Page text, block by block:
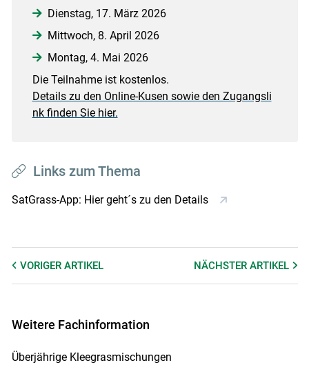
Dienstag, 17. März 2026
Mittwoch, 8. April 2026
Montag, 4. Mai 2026
Die Teilnahme ist kostenlos.
Details zu den Online-Kusen sowie den Zugangsli
nk finden Sie hier.
Links zum Thema
SatGrass-App: Hier geht´s zu den Details
VORIGER ARTIKEL NÄCHSTERARTIKEL
Weitere Fachinformation
Überjährige Kleegrasmischungen